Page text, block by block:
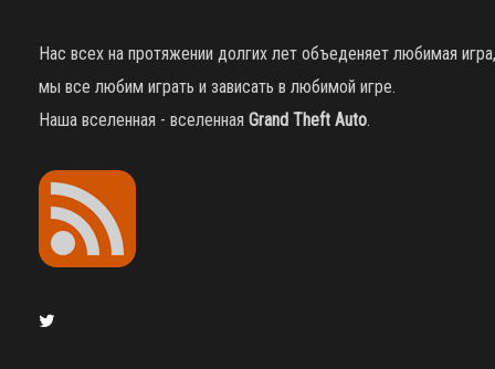
Нас всех на протяжении долгих лет объеденяет любимая игра,
мы все любим играть и зависать в любимой игре.
Наша вселенная - вселенная Grand Theft Auto.